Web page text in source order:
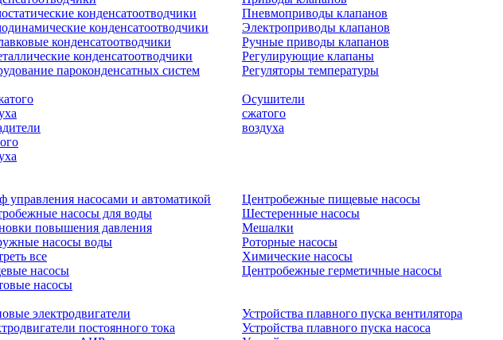
конденсатоотводчики
конденсатоотводчики
конденсатоотводчики
конденсатоотводчики
пароконденсатных систем
Пневмоприводы клапанов
Электроприводы клапанов
Ручные приводы клапанов
Регулирующие клапаны
Регуляторы температуры
Осушители
сжатого
воздуха
управления насосами и автоматикой
насосы для воды
повышения давления
насосы воды
все
насосы
насосы
Центробежные пищевые насосы
Шестеренные насосы
Мешалки
Роторные насосы
Химические насосы
Центробежные герметичные насосы
электродвигатели
постоянного тока
Устройства плавного пуска вентилятора
Устройства плавного пуска насоса